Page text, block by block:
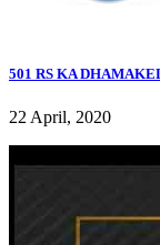
501 RS KA
22 April, 2020